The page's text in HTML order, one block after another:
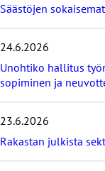
a
v
i
m
e
i
m
Säästöjen
24.6.2026
Unohtiko hallitus
sopiminen ja
23.6.2026
Rakastan julkista